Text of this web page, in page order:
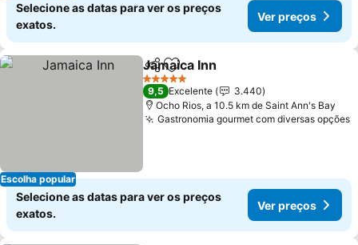
Selecione as datas para ver os preços
exatos.
Ver preços
Escolha popular
PartilharAdicionar aos favoritos
Jamaica Inn
5 Estrelas
9,5 Excelente
3.440
Ocho Rios, a 10.5 km de Saint Ann's Bay
Gastronomia gourmet com diversas opções
Selecione as datas para ver os preços
exatos.
Ver preços